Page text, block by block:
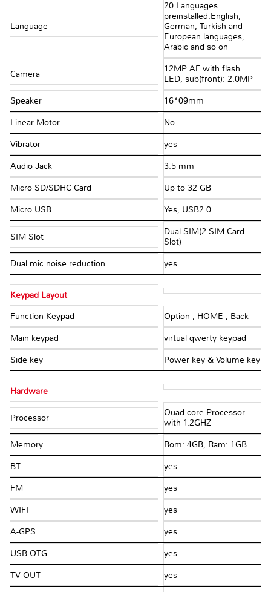
Language
20 Languages
preinstalled:English,
German, Turkish and
European languages,
Arabic and so on
Camera
12MP AF with flash
LED, sub(front): 2.0MP
Speaker 16*09mm
Linear Motor No
Vibrator yes
Audio Jack 3.5 mm
Micro SD/SDHC Card Up to 32 GB
Micro USB Yes, USB2.0
SIM Slot
Dual SIM(2 SIM Card
Slot)
Dual mic noise reduction yes
Keypad Layout
Function Keypad Option , HOME , Back
Main keypad virtual qwerty keypad
Side key Power key & Volume key
Hardware
Processor
Quad core Processor
with 1.2GHZ
Memory Rom: 4GB, Ram: 1GB
BT yes
FM yes
WIFI yes
A-GPS yes
USB OTG yes
TV-OUT yes